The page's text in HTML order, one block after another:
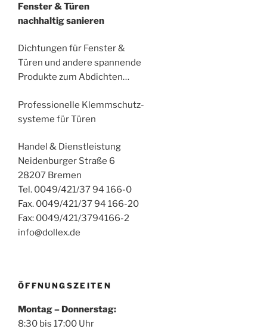
Fenster & Türen
nachhaltig sanieren
Dichtungen für Fenster &
Türen und andere spannende
Produkte zum Abdichten…
Professionelle Klemmschutz-
systeme für Türen
Handel & Dienstleistung
Neidenburger Straße 6
28207 Bremen
Tel. 0049/421/37 94 166-0
Fax. 0049/421/37 94 166-20
Fax: 0049/421/3794166-2
info@dollex.de
ÖFFNUNGSZEITEN
Montag – Donnerstag:
8:30 bis 17:00 Uhr